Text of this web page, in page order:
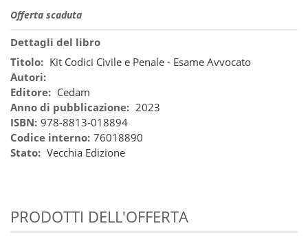
Offerta scaduta
Dettagli del libro
Titolo: Kit Codici Civile e Penale - Esame Avvocato
Autori:
Editore: Cedam
Anno di pubblicazione: 2023
ISBN: 978-8813-018894
Codice interno: 76018890
Stato: Vecchia Edizione
PRODOTTI DELL'OFFERTA